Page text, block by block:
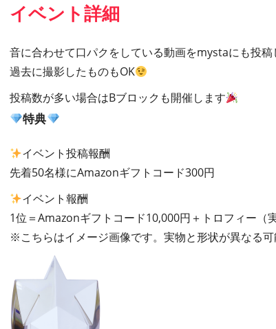
イベント詳細
音に合わせて口パクをしている動画をmystaにも投稿
過去に撮影したものもOK
投稿数が多い場合はBブロックも開催します
特典
イベント投稿報酬
先着50名様にAmazonギフトコード300円
イベント報酬
1位＝Amazonギフトコード10,000円＋トロフィー（実
※こちらはイメージ画像です。実物と形状が異なる